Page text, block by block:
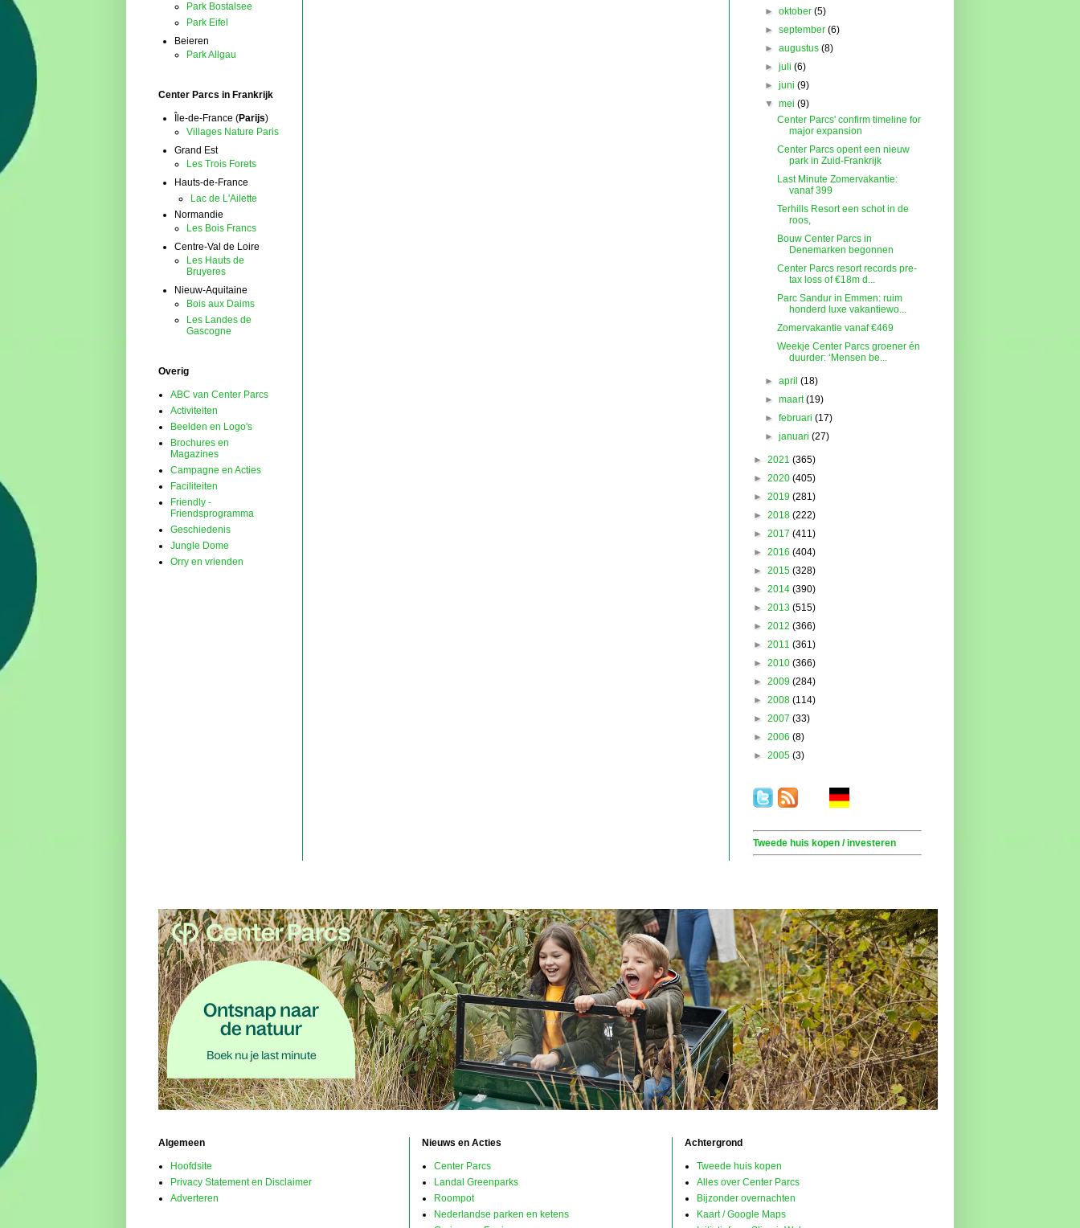
Park Bostalsee
Park Eifel
Beieren
Park Allgau
Center Parcs in Frankrijk
Île-de-France (Parijs)
Villages Nature Paris
Grand Est
Les Trois Forets
Hauts-de-France
Lac de L'Ailette
Normandie
Les Bois Francs
Centre-Val de Loire
Les Hauts de
Bruyeres
Nieuw-Aquitaine
Bois aux Daims
Les Landes de
Gascogne
Overig
ABC van Center Parcs
Activiteiten
Beelden en Logo's
Brochures en
Magazines
Campagne en Acties
Faciliteiten
Friendly -
Friendsprogramma
Geschiedenis
Jungle Dome
Orry en vrienden
►oktober(5)
►september(6)
►augustus(8)
►juli(6)
►juni(9)
▼mei(9)
Center Parcs' confirm timeline for
major expansion
Center Parcs opent een nieuw
park in Zuid-Frankrijk
Last Minute Zomervakantie:
vanaf 399
Terhills Resort een schot in de
roos,
Bouw Center Parcs in
Denemarken begonnen
Center Parcs resort records pre-
tax loss of €18m d...
Parc Sandur in Emmen: ruim
honderd luxe vakantiewo...
Zomervakantie vanaf €469
Weekje Center Parcs groener én
duurder: ‘Mensen be...
►april(18)
►maart(19)
►februari(17)
►januari(27)
► 2021 (365)
► 2020 (405)
► 2019 (281)
► 2018 (222)
► 2017 (411)
► 2016 (404)
► 2015 (328)
► 2014 (390)
► 2013 (515)
► 2012 (366)
► 2011 (361)
► 2010 (366)
► 2009 (284)
► 2008 (114)
► 2007 (33)
► 2006 (8)
► 2005 (3)
Tweede huis kopen / investeren
Algemeen
Hoofdsite
Privacy Statement en Disclaimer
Adverteren
Nieuws en Acties
Center Parcs
Landal Greenparks
Roompot
Nederlandse parken en ketens
Achtergrond
Tweede huis kopen
Alles over Center Parcs
Bijzonder overnachten
Kaart / Google Maps